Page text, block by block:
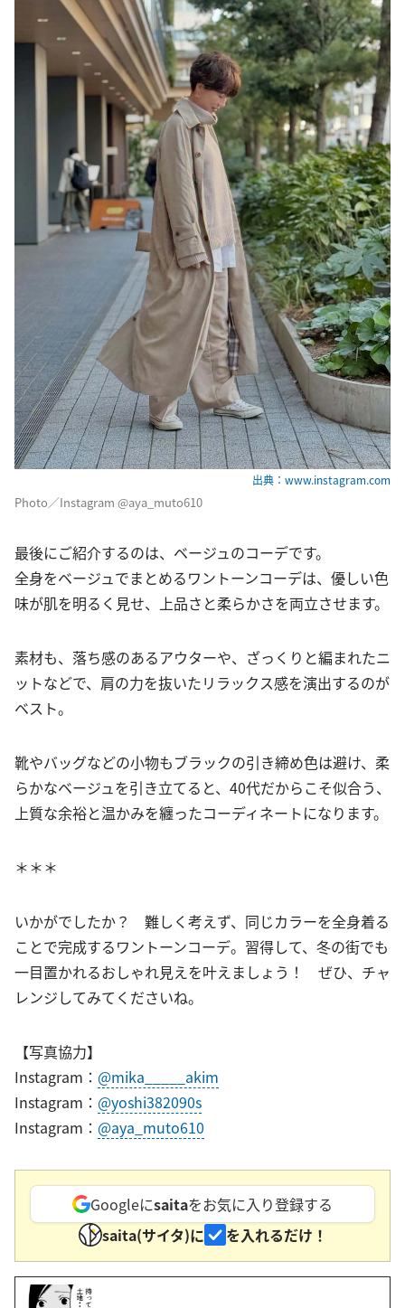
出典：www.instagram.com
Photo／Instagram @aya_muto610
最後にご紹介するのは、ベージュのコーデです。
全身をベージュでまとめるワントーンコーデは、優しい色
味が肌を明るく見せ、上品さと柔らかさを両立させます。
素材も、落ち感のあるアウターや、ざっくりと編まれたニ
ットなどで、肩の力を抜いたリラックス感を演出するのが
ベスト。
靴やバッグなどの小物もブラックの引き締め色は避け、柔
らかなベージュを引き立てると、40代だからこそ似合う、
上質な余裕と温かみを纏ったコーディネートになります。
＊＊＊
いかがでしたか？ 難しく考えず、同じカラーを全身着る
ことで完成するワントーンコーデ。習得して、冬の街でも
一目置かれるおしゃれ見えを叶えましょう！ ぜひ、チャ
レンジしてみてくださいね。
【写真協力】
Instagram： @mika_____akim
Instagram： @yoshi382090s
Instagram： @aya_muto610
Googleにsaitaをお気に入り登録する
saita(サイタ)に
を入れるだけ！